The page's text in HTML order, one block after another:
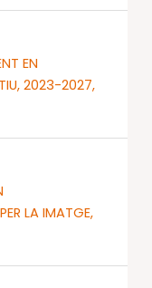
EN
2023-2027,
LA IMATGE,